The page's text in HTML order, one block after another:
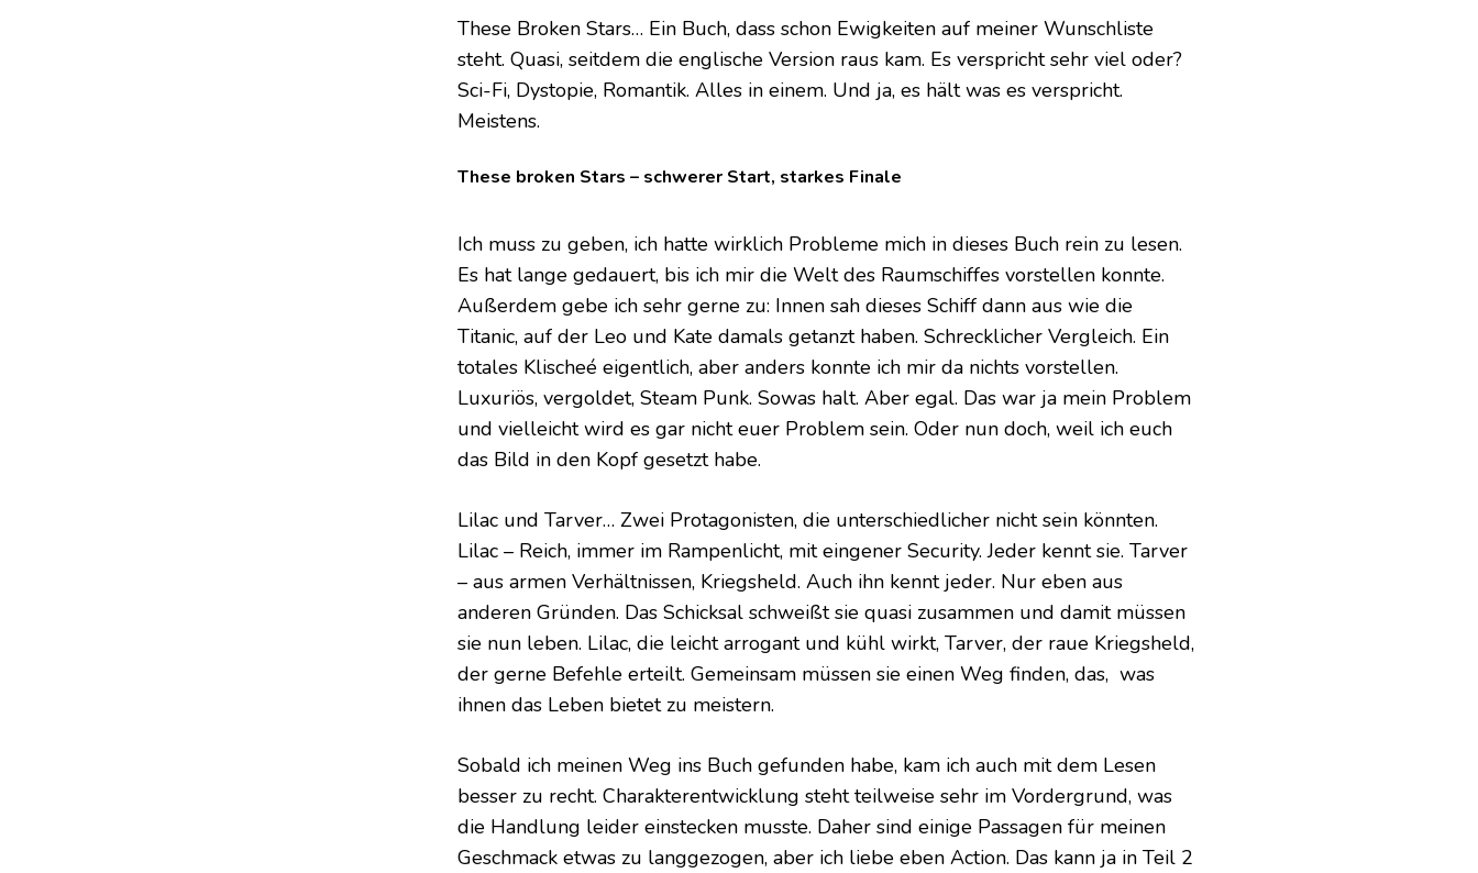
These Broken Stars… Ein Buch, dass schon Ewigkeiten auf meiner Wunschliste
steht. Quasi, seitdem die englische Version raus kam. Es verspricht sehr viel oder?
Sci-Fi, Dystopie, Romantik. Alles in einem. Und ja, es hält was es verspricht.
Meistens.
These broken Stars – schwerer Start, starkes Finale
Ich muss zu geben, ich hatte wirklich Probleme mich in dieses Buch rein zu lesen.
Es hat lange gedauert, bis ich mir die Welt des Raumschiffes vorstellen konnte.
Außerdem gebe ich sehr gerne zu: Innen sah dieses Schiff dann aus wie die
Titanic, auf der Leo und Kate damals getanzt haben. Schrecklicher Vergleich. Ein
totales Klischeé eigentlich, aber anders konnte ich mir da nichts vorstellen.
Luxuriös, vergoldet, Steam Punk. Sowas halt. Aber egal. Das war ja mein Problem
und vielleicht wird es gar nicht euer Problem sein. Oder nun doch, weil ich euch
das Bild in den Kopf gesetzt habe.
Lilac und Tarver… Zwei Protagonisten, die unterschiedlicher nicht sein könnten.
Lilac – Reich, immer im Rampenlicht, mit eingener Security. Jeder kennt sie. Tarver
– aus armen Verhältnissen, Kriegsheld. Auch ihn kennt jeder. Nur eben aus
anderen Gründen. Das Schicksal schweißt sie quasi zusammen und damit müssen
sie nun leben. Lilac, die leicht arrogant und kühl wirkt, Tarver, der raue Kriegsheld,
der gerne Befehle erteilt. Gemeinsam müssen sie einen Weg finden, das, was
ihnen das Leben bietet zu meistern.
Sobald ich meinen Weg ins Buch gefunden habe, kam ich auch mit dem Lesen
besser zu recht. Charakterentwicklung steht teilweise sehr im Vordergrund, was
die Handlung leider einstecken musste. Daher sind einige Passagen für meinen
Geschmack etwas zu langgezogen, aber ich liebe eben Action. Das kann ja in Teil 2